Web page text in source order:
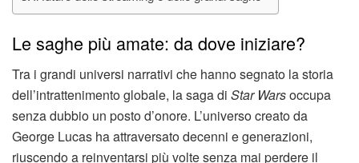
Le saghe più amate: da dove iniziare?
Tra i grandi universi narrativi che hanno segnato la storia
dell’intrattenimento globale, la saga di Star Warsoccupa
senza dubbio un posto d’onore. L’universo creato da
George Lucas ha attraversato decenni e generazioni,
riuscendo a reinventarsi più volte senza mai perdere il